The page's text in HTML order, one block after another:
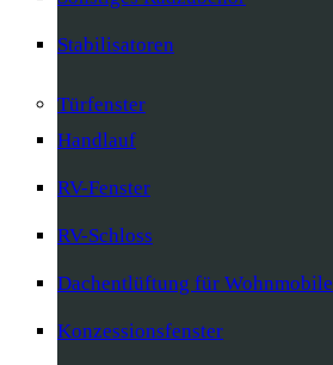
Stabilisatoren
Türfenster
Handlauf
RV-Fenster
RV-Schloss
Dachentlüftung für Wohnmobile
Konzessionsfenster